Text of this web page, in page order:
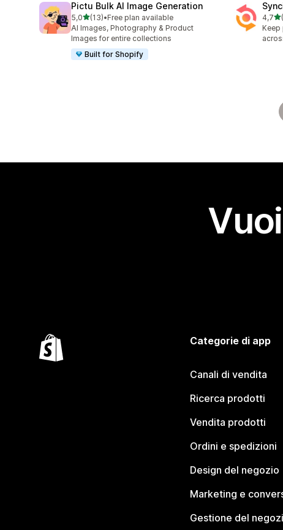
Pictu Bulk AI Image Generation
5,0stelle su 5
(13)
13 recensioni totali
•Free plan available
AI Images, Photography & Product
Images for entire collections
Built for Shopify
4,7
151
Keep
Categorie di app
Canali di vendita
Ricerca prodotti
Vendita prodotti
Ordini e spedizioni
Design del negozio
Marketing e
Gestione del